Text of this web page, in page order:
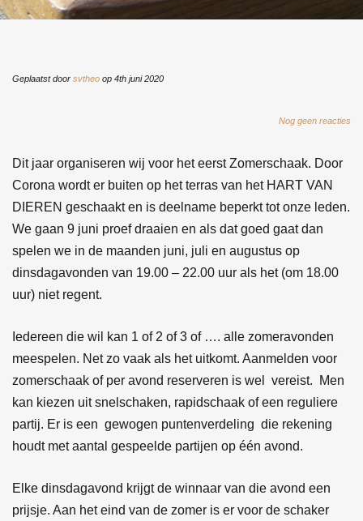
Geplaatst door svtheo op 4th juni 2020
Nog geen reacties
Dit jaar organiseren wij voor het eerst Zomerschaak. Door
Corona wordt er buiten op het terras van het HART VAN
DIEREN geschaakt en is deelname beperkt tot onze leden.
We gaan 9 juni proef draaien en als dat goed gaat dan
spelen we in de maanden juni, juli en augustus op
dinsdagavonden van 19.00 – 22.00 uur als het (om 18.00
uur) niet regent.
Iedereen die wil kan 1 of 2 of 3 of …. alle zomeravonden
meespelen. Net zo vaak als het uitkomt. Aanmelden voor
zomerschaak of per avond reserveren is wel vereist. Men
kan kiezen uit snelschaken, rapidschaak of een reguliere
partij. Er is een gewogen puntenverdeling die rekening
houdt met aantal gespeelde partijen op één avond.
Elke dinsdagavond krijgt de winnaar van die avond een
prijsje. Aan het eind van de zomer is er voor de schaker